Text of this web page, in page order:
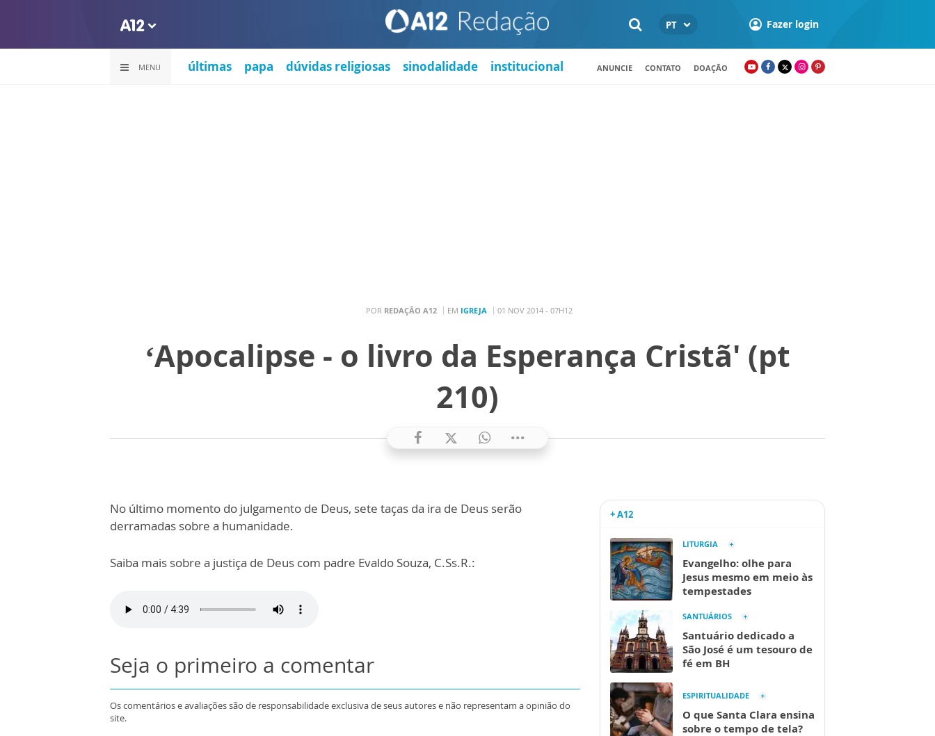
PT Fazer login
MENU últimas papa dúvidas religiosas sinodalidade institucional ANUNCIE CONTATO DOAÇÃO
POR REDAÇÃO A12 EM IGREJA 01 NOV 2014 - 07H12
‘Apocalipse - o livro da Esperança Cristã' (pt
210)
No último momento do julgamento de Deus, sete taças da ira de Deus serão
derramadas sobre a humanidade.
Saiba mais sobre a justiça de Deus com padre Evaldo Souza, C.Ss.R.:
Seja o primeiro a comentar
Os comentários e avaliações são de responsabilidade exclusiva de seus autores e não representam a opinião do
site.
+ A12
LITURGIA
Evangelho: olhe para
Jesus mesmo em meio às
tempestades
SANTUÁRIOS
Santuário dedicado a
São José é um tesouro de
fé em BH
ESPIRITUALIDADE
O que Santa Clara ensina
sobre o tempo de tela?